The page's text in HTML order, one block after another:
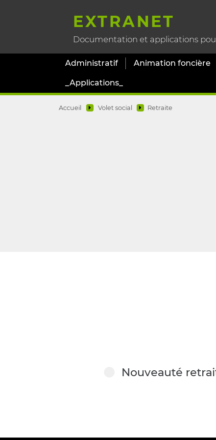
EXTRANET
Documentation et applications
Administratif Animation foncière
_Applications_
Accueil Volet social Retraite
Nouveauté